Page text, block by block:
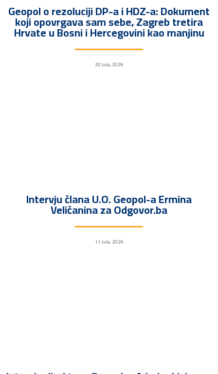
Geopol o rezoluciji DP-a i HDZ-a: Dokument
koji opovrgava sam sebe, Zagreb tretira
Hrvate u Bosni i Hercegovini kao manjinu
20 Jula, 2026
Intervju člana U.O. Geopol-a Ermina
Veličanina za Odgovor.ba
11 Jula, 2026